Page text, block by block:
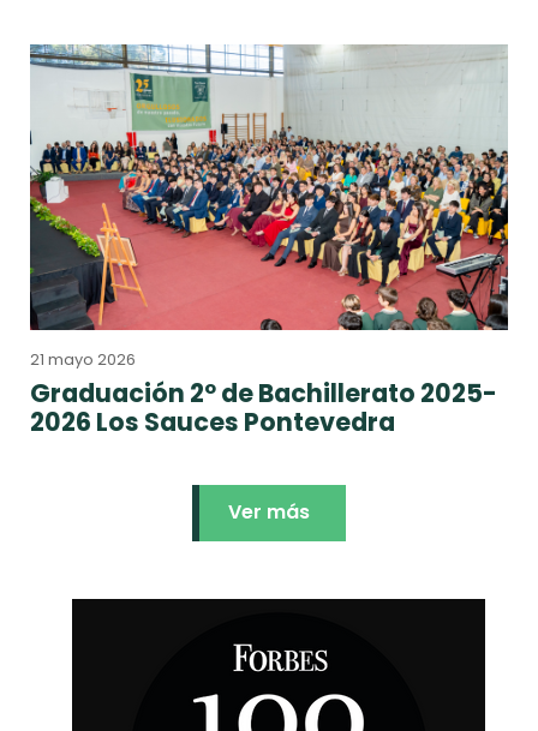
21 mayo 2026
Graduación 2º de Bachillerato 2025-
2026 Los Sauces Pontevedra
Ver más